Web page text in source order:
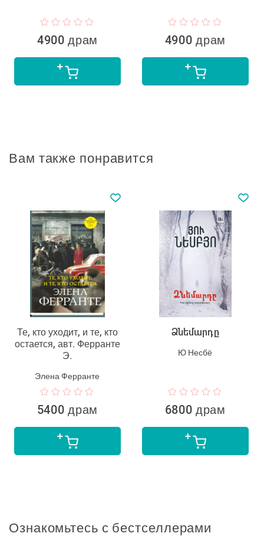
4900 драм 4900 драм
Вам также понравится
Те, кто уходит, и те, кто
остается, авт. Ферранте
Э.
Элена Ферранте
5400 драм
Ձնեմարդը
Ю Несбё
6800 драм
Ознакомьтесь с бестселлерами